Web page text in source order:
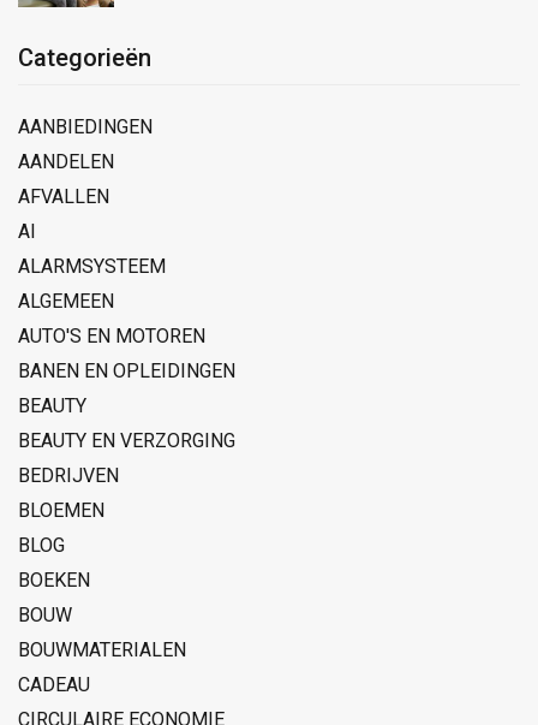
Categorieën
AANBIEDINGEN
AANDELEN
AFVALLEN
AI
ALARMSYSTEEM
ALGEMEEN
AUTO'S EN MOTOREN
BANEN EN OPLEIDINGEN
BEAUTY
BEAUTY EN VERZORGING
BEDRIJVEN
BLOEMEN
BLOG
BOEKEN
BOUW
BOUWMATERIALEN
CADEAU
CIRCULAIRE ECONOMIE